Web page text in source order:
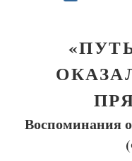
Воспоминания